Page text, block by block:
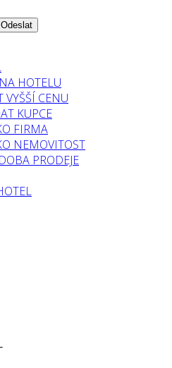
HOTELU
VYŠŠÍ CENU
KUPCE
FIRMA
NEMOVITOST
PRODEJE